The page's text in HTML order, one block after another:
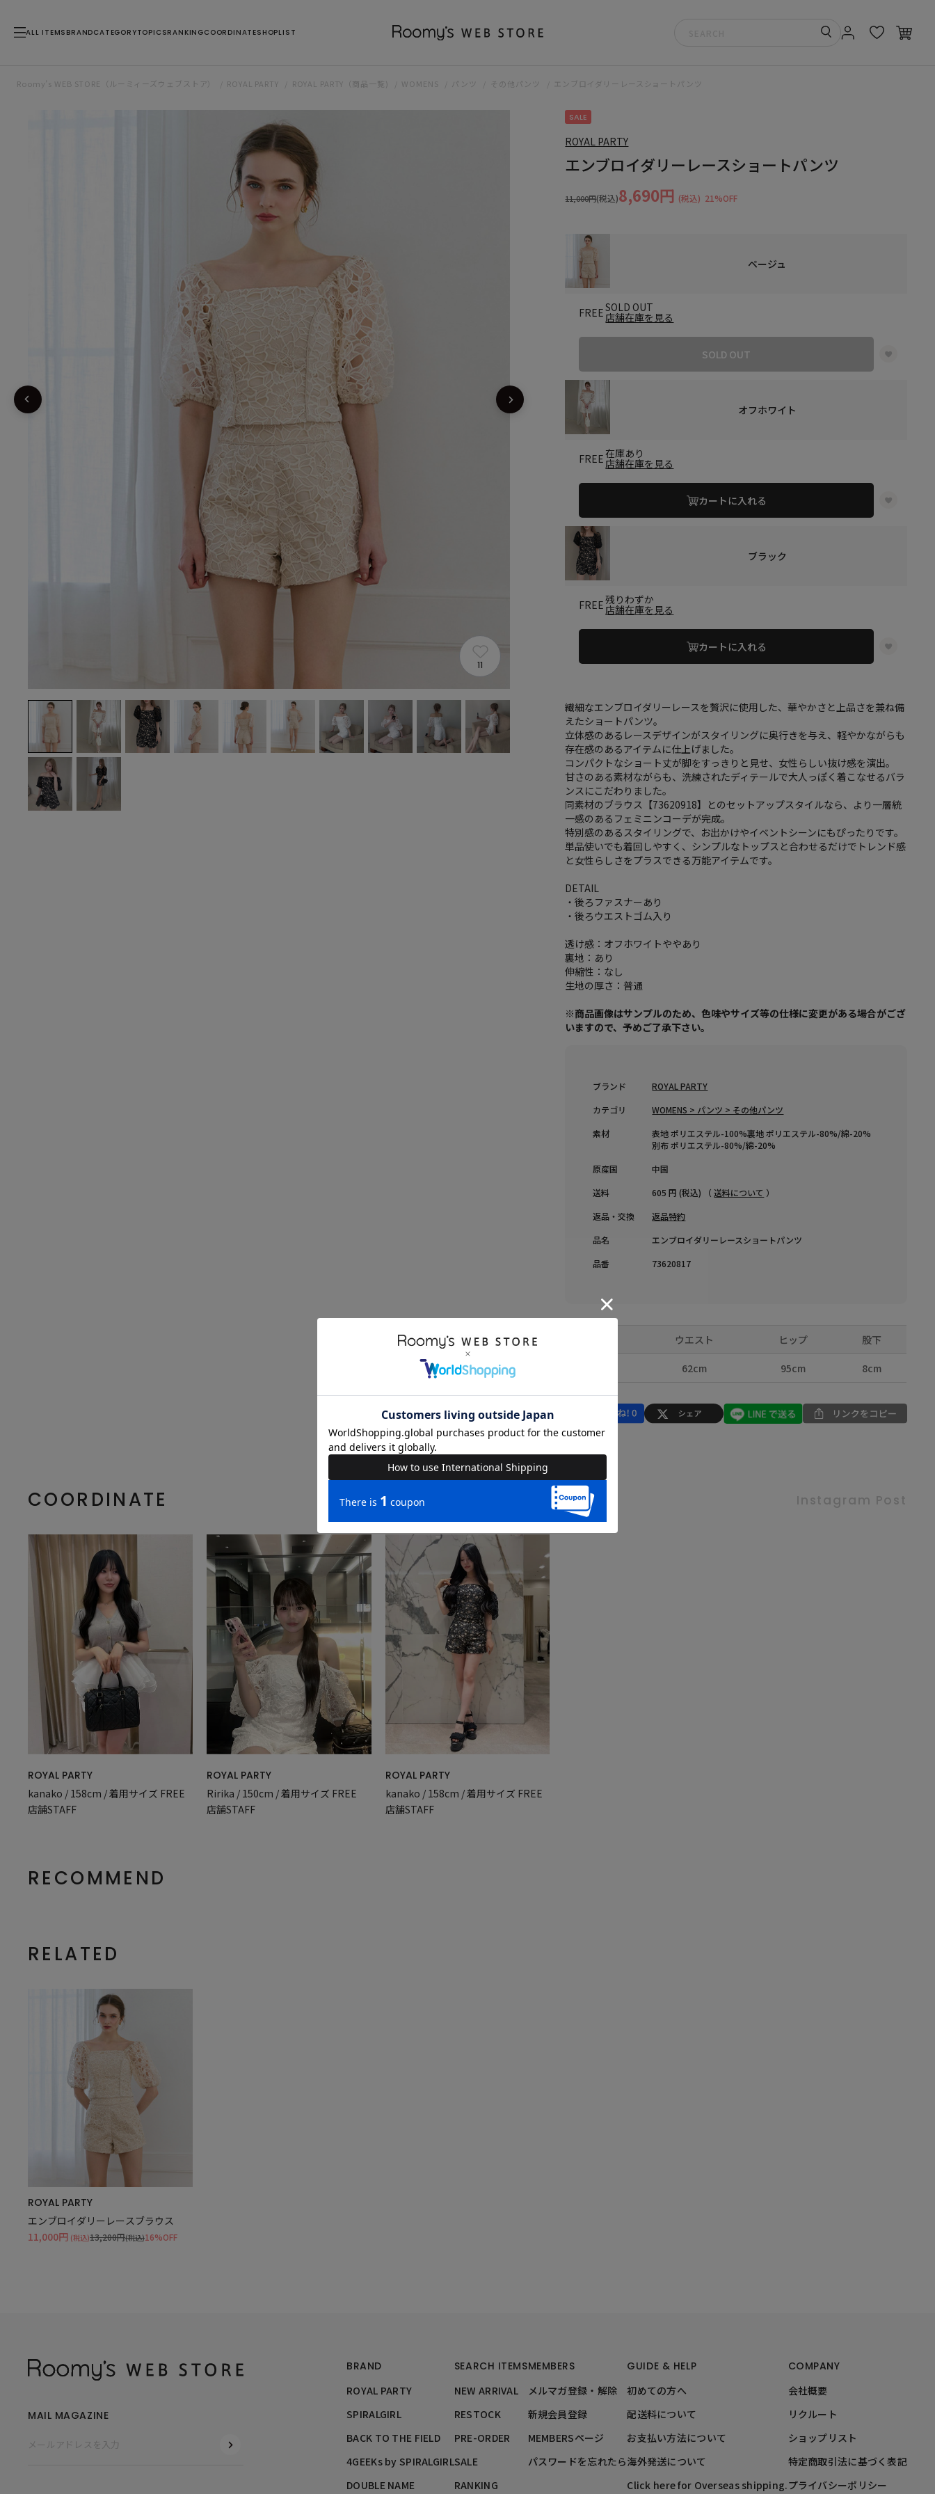
ALL ITEMS BRANDCATEGORYTOPICSRANKINGCOORDINATESHOPLIST
Roomy’s WEB STORE（ルーミィーズウェブストア） ROYAL PARTY ROYAL PARTY（商品一覧) WOMENS パンツ その他パンツ エンブロイダリーレースショートパンツ
11
SALE
ROYAL PARTY
エンブロイダリーレースショートパンツ
11,000円(税込)8,690円 (税込) 21%OFF
ベージュ
FREESOLD OUT
店舗在庫を見る
SOLD OUT
オフホワイト
FREE在庫あり
店舗在庫を見る
カートに入れる
ブラック
FREE残りわずか
店舗在庫を見る
カートに入れる
繊細なエンブロイダリーレースを贅沢に使用した、華やかさと上品さを兼ね備
えたショートパンツ。
立体感のあるレースデザインがスタイリングに奥行きを与え、軽やかながらも
存在感のあるアイテムに仕上げました。
コンパクトなショート丈が脚をすっきりと見せ、女性らしい抜け感を演出。
甘さのある素材ながらも、洗練されたディテールで大人っぽく着こなせるバラ
ンスにこだわりました。
同素材のブラウス【73620918】とのセットアップスタイルなら、より一層統
一感のあるフェミニンコーデが完成。
特別感のあるスタイリングで、お出かけやイベントシーンにもぴったりです。
単品使いでも着回しやすく、シンプルなトップスと合わせるだけでトレンド感
と女性らしさをプラスできる万能アイテムです。
DETAIL
・後ろファスナーあり
・後ろウエストゴム入り
透け感：オフホワイトややあり
裏地：あり
伸縮性：なし
生地の厚さ：普通
※商品画像はサンプルのため、色味やサイズ等の仕様に変更がある場合がござ
いますので、予めご了承下さい。
ブランド
ROYAL PARTY
カテゴリ
WOMENS > パンツ > その他パンツ
素材
表地 ポリエステル-100%裏地 ポリエステル-80%/綿-20%
別布 ポリエステル-80%/綿-20%
原産国
中国
送料
605 円 (税込) （送料について ）
返品・交換
返品特約
品名
エンブロイダリーレースショートパンツ
品番
73620817
ウエスト ヒップ 股下
62cm 95cm 8cm
COORDINATE Instagram Post
ROYAL PARTY
kanako / 158cm / 着用サイズ FREE
店舗STAFF
ROYAL PARTY
Ririka / 150cm / 着用サイズ FREE
店舗STAFF
ROYAL PARTY
kanako / 158cm / 着用サイズ FREE
店舗STAFF
RECOMMEND
RELATED
ROYAL PARTY
エンブロイダリーレースブラウス
11,000円 (税込)13,200円(税込)16%OFF
BRAND
ROYAL PARTY
SPIRALGIRL
BACK TO THE FIELD
4GEEKs by SPIRALGIRL
DOUBLE NAME
SEARCH ITEMS
NEW ARRIVAL
RESTOCK
PRE-ORDER
SALE
RANKING
MEMBERS
メルマガ登録・解除
新規会員登録
MEMBERSページ
パスワードを忘れたら
GUIDE & HELP
初めての方へ
配送料について
お支払い方法について
海外発送について
Click here for Overseas shipping.
COMPANY
会社概要
リクルート
ショップリスト
特定商取引法に基づく表記
プライバシーポリシー
MAIL MAGAZINE